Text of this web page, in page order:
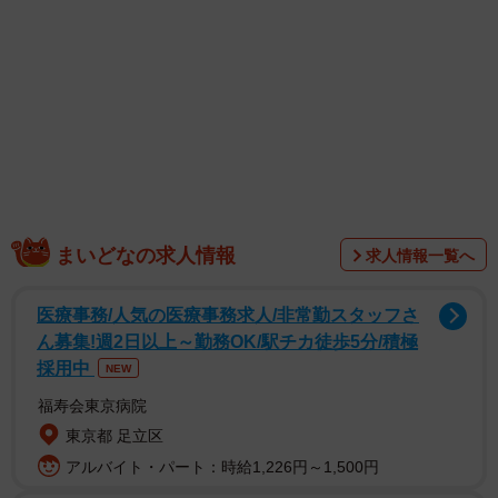
突然、愛猫が泡を吹いて苦しみ出した…。警戒心の強い「猫」は病状を
隠す傾向があり、多くの動物病院では症状が現れた際の動画や写真の撮
影が推奨されているため、飼い主さんは震える手で撮影したそうです
まいどなの求人情報 求人情報一覧へ
医療事務/人気の医療事務求人/非常勤スタッフさ
ん募集!週2日以上～勤務OK/駅チカ徒歩5分/積極
採用中
NEW
福寿会東京病院
東京都 足立区
アルバイト・パート：時給1,226円～1,500円